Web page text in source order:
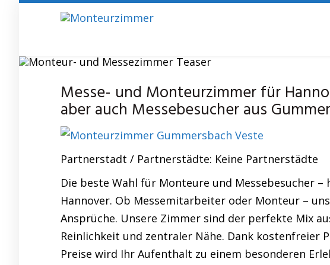
content
Messezimmer
Messe- und Monteurzimmer für
aber auch Messebesucher aus
Partnerstadt / Partnerstädte: Keine Partnerstädte
Die beste Wahl für Monteure und Messebesucher
Hannover. Ob Messemitarbeiter oder Monteur –
Ansprüche. Unsere Zimmer sind der perfekte Mix
Reinlichkeit und zentraler Nähe. Dank kostenfreier
Preise wird Ihr Aufenthalt zu einem besonderen